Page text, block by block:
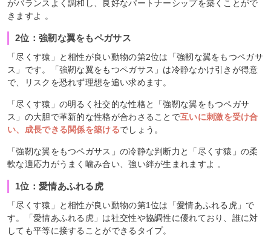
がバランスよく調和し、良好なパートナーシップを築くことがで
きますよ 。
2位：強靭な翼をもペガサス
「尽くす猿」と相性が良い動物の第2位は「強靭な翼をもつペガサ
ス」です。「強靭な翼をもつペガサス」は冷静なかけ引きが得意
で、リスクを恐れず理想を追い求めます。
「尽くす猿」の明るく社交的な性格と「強靭な翼をもつペガサ
ス」の大胆で革新的な性格が合わさることで互いに刺激を受け合
い、成長できる関係を築けるでしょう。
「強靭な翼をもつペガサス」の冷静な判断力と「尽くす猿」の柔
軟な適応力がうまく噛み合い、強い絆が生まれますよ 。
1位：愛情あふれる虎
「尽くす猿」と相性が良い動物の第1位は「愛情あふれる虎」で
す。「愛情あふれる虎」は社交性や協調性に優れており、誰に対
しても平等に接することができるタイプ。